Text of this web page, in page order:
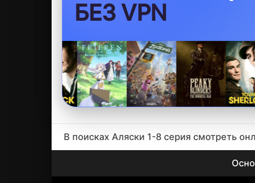
БЕЗ VPN
В поисках Аляски 1-8 серия смотреть